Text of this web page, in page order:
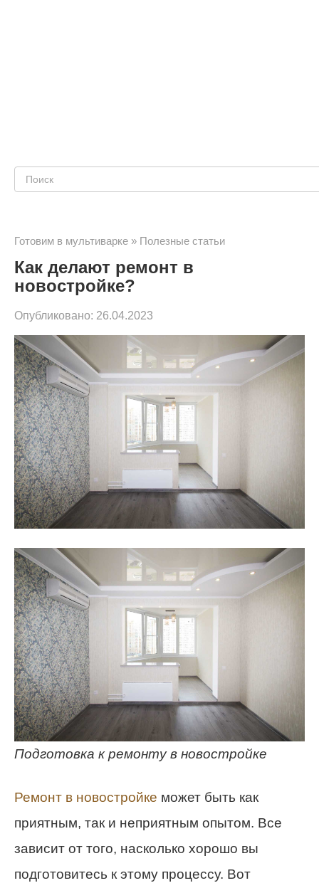
Поиск:
Готовим в мультиварке » Полезные статьи
Как делают ремонт в
новостройке?
Опубликовано: 26.04.2023
Подготовка к ремонту в новостройке
Ремонт в новостройке может быть как
приятным, так и неприятным опытом. Все
зависит от того, насколько хорошо вы
подготовитесь к этому процессу. Вот